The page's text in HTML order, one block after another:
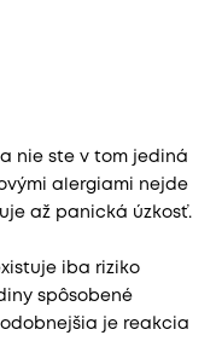
nie ste v tom jediná
alergiami nejde
až panická úzkosť.
iba riziko
spôsobené
je reakcia